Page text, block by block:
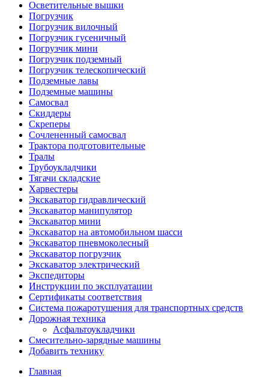
Осветительные вышки
Погрузчик
Погрузчик вилочный
Погрузчик гусеничный
Погрузчик мини
Погрузчик подземный
Погрузчик телескопический
Подземные лавы
Подземные машины
Самосвал
Скиддеры
Скреперы
Сочлененный самосвал
Трактора подготовительные
Тралы
Трубоукладчики
Тягачи складские
Харвестеры
Экскаватор гидравлический
Экскаватор манипулятор
Экскаватор мини
Экскаватор на автомобильном шасси
Экскаватор пневмоколесный
Экскаватор погрузчик
Экскаватор электрический
Экспедиторы
Инструкции по эксплуатации
Сертификаты соответствия
Система пожаротушения для транспортных средств
Дорожная техника
Асфальтоукладчики
Смесительно-зарядные машины
Добавить технику
Главная